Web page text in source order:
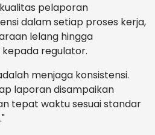
pelaporan
dalam setiap proses kerja,
lelang hingga
regulator.
menjaga konsistensi.
laporan disampaikan
tepat waktu sesuai standar